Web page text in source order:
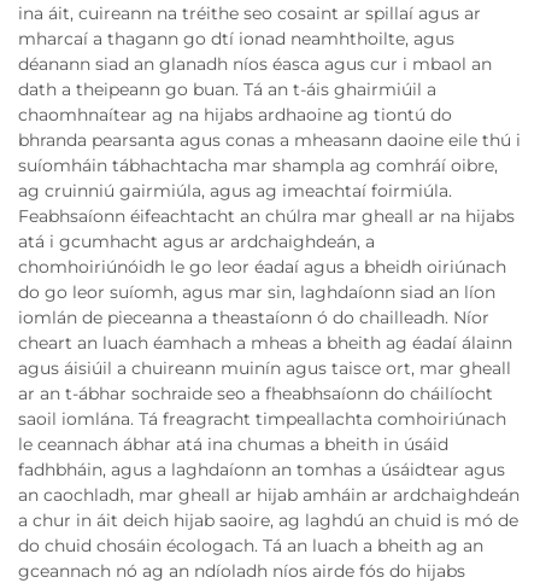
ina áit, cuireann na tréithe seo cosaint ar spillaí agus ar
mharcaí a thagann go dtí ionad neamhthoilte, agus
déanann siad an glanadh níos éasca agus cur i mbaol an
dath a theipeann go buan. Tá an t-áis ghairmiúil a
chaomhnaítear ag na hijabs ardhaoine ag tiontú do
bhranda pearsanta agus conas a mheasann daoine eile thú i
suíomháin tábhachtacha mar shampla ag comhráí oibre,
ag cruinniú gairmiúla, agus ag imeachtaí foirmiúla.
Feabhsaíonn éifeachtacht an chúlra mar gheall ar na hijabs
atá i gcumhacht agus ar ardchaighdeán, a
chomhoiriúnóidh le go leor éadaí agus a bheidh oiriúnach
do go leor suíomh, agus mar sin, laghdaíonn siad an líon
iomlán de pieceanna a theastaíonn ó do chailleadh. Níor
cheart an luach éamhach a mheas a bheith ag éadaí álainn
agus áisiúil a chuireann muinín agus taisce ort, mar gheall
ar an t-ábhar sochraide seo a fheabhsaíonn do cháilíocht
saoil iomlána. Tá freagracht timpeallachta comhoiriúnach
le ceannach ábhar atá ina chumas a bheith in úsáid
fadhbháin, agus a laghdaíonn an tomhas a úsáidtear agus
an caochladh, mar gheall ar hijab amháin ar ardchaighdeán
a chur in áit deich hijab saoire, ag laghdú an chuid is mó de
do chuid chosáin écologach. Tá an luach a bheith ag an
gceannach nó ag an ndíoladh níos airde fós do hijabs